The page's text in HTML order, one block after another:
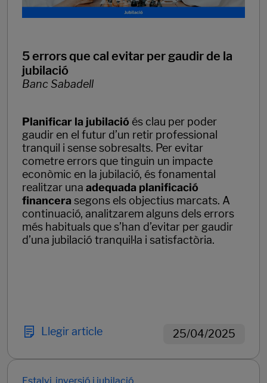
5 errors que cal evitar per gaudir de la
jubilació
Banc Sabadell
Planificar la jubilació és clau per poder
gaudir en el futur d’un retir professional
tranquil i sense sobresalts. Per evitar
cometre errors que tinguin un impacte
econòmic en la jubilació, és fonamental
realitzar una adequada planificació
financera segons els objectius marcats. A
continuació, analitzarem alguns dels errors
més habituals que s’han d’evitar per gaudir
d’una jubilació tranquil·la i satisfactòria.
Llegir article 25/04/2025